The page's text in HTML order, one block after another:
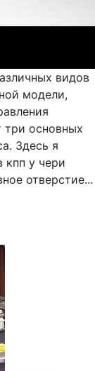
видов
модели,
три основных
Здесь я
кпп у чери
отверстие...